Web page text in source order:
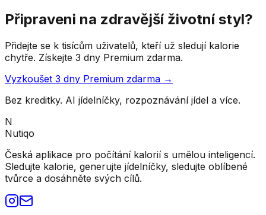
Připraveni na zdravější životní styl?
Přidejte se k tisícům uživatelů, kteří už sledují kalorie
chytře. Získejte 3 dny Premium zdarma.
Vyzkoušet 3 dny Premium zdarma →
Bez kreditky. AI jídelníčky, rozpoznávání jídel a více.
N
Nutiqo
Česká aplikace pro počítání kalorií s umělou inteligencí.
Sledujte kalorie, generujte jídelníčky, sledujte oblíbené
tvůrce a dosáhněte svých cílů.